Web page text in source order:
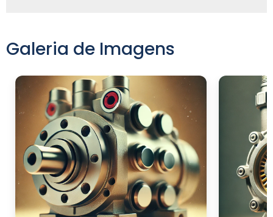
Galeria de Imagens